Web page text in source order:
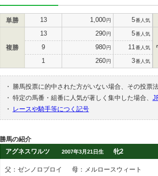
単勝 13 1,000円 5番人気
複勝
13 290円 5番人気
9 980円 11 番人気
1 260円 3番人気
・ 勝馬投票に的中された方がいない場合、その投票
・ 特定の馬番・組番に人気が著しく集中した場合、
・
レースや騎手等につく記号
勝馬の紹介
アグネスワルツ
2007年3月21日生 牝2
父：ゼンノロブロイ
母：メルロースウィート